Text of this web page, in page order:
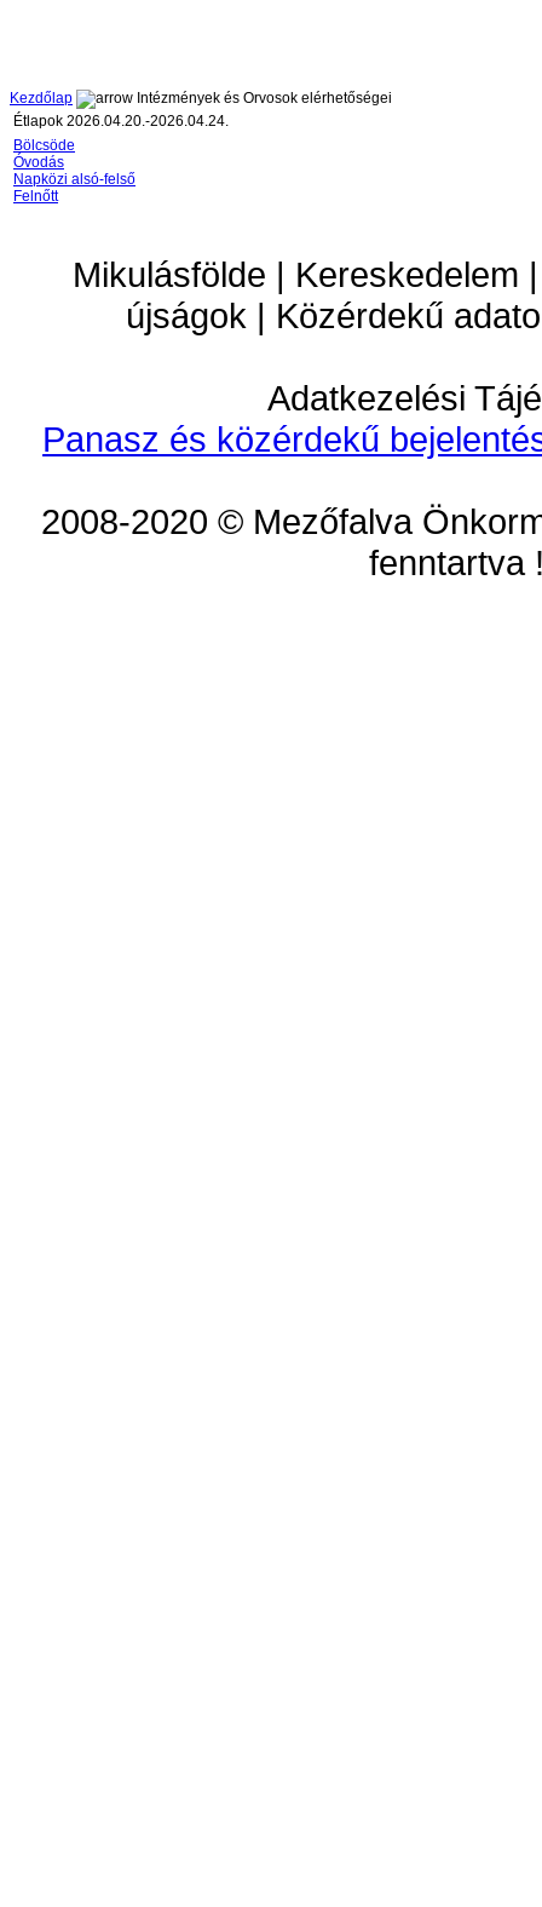
Kezdőlap
Intézmények és Orvosok elérhetőségei
Étlapok 2026.04.20.-2026.04.24.
Bölcsöde
Óvodás
Napközi alsó-felső
Felnőtt
Mikulásfölde | Kereskedelem
újságok | Közérdekű
Adatkezelési
Panasz és közérdekű
2008-2020 © Mezőfalva
fenntartva